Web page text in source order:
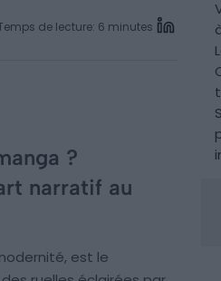
de lecture: 6 minutes
?
narratif au
est le